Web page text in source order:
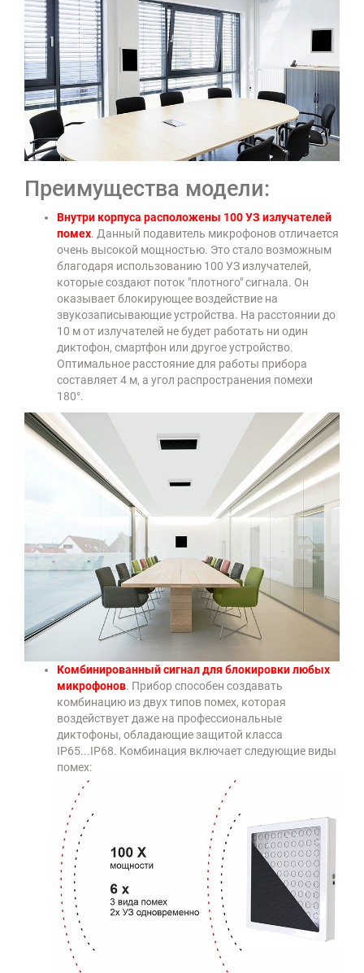
Преимущества модели:
Внутри корпуса расположены 100 УЗ излучателей
помех. Данный подавитель микрофонов отличается
очень высокой мощностью. Это стало возможным
благодаря использованию 100 УЗ излучателей,
которые создают поток "плотного" сигнала. Он
оказывает блокирующее воздействие на
звукозаписывающие устройства. На расстоянии до
10 м от излучателей не будет работать ни один
диктофон, смартфон или другое устройство.
Оптимальное расстояние для работы прибора
составляет 4 м, а угол распространения помехи
180°.
Комбинированный сигнал для блокировки любых
микрофонов. Прибор способен создавать
комбинацию из двух типов помех, которая
воздействует даже на профессиональные
диктофоны, обладающие защитой класса
IP65...IP68. Комбинация включает следующие виды
помех: